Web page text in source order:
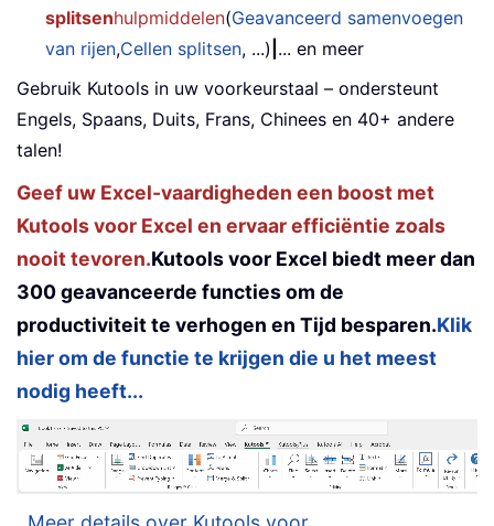
splitsenhulpmiddelen(Geavanceerd samenvoegen
van rijen,Cellen splitsen, ...) ... en meer
Gebruik Kutools in uw voorkeurstaal – ondersteunt
Engels, Spaans, Duits, Frans, Chinees en 40+ andere
talen!
Geef uw Excel-vaardigheden een boost met
Kutools voor Excel en ervaar efficiëntie zoals
nooit tevoren.Kutools voor Excel biedt meer dan
300 geavanceerde functies om de
productiviteit te verhogen en Tijd besparen.Klik
hier om de functie te krijgen die u het meest
nodig heeft...